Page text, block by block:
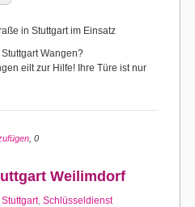
in Stuttgart im Einsatz
Wangen?
eilt zur Hilfe! Ihre Türe ist nur
, 0
Weilimdorf
, Schlüsseldienst